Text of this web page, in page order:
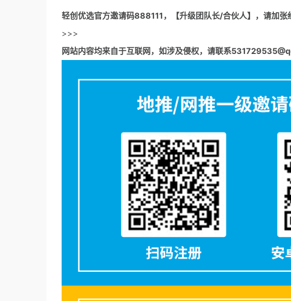
轻创优选官方邀请码888111，【升级团队长/合伙人】，请加张
>>>
网站内容均来自于互联网，如涉及侵权，请联系